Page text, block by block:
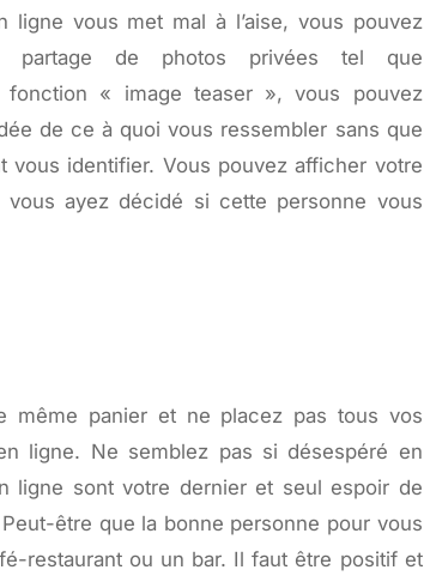
ligne vous met mal à l’aise, vous pouvez
partage de photos privées tel que
fonction « image teaser », vous pouvez
de ce à quoi vous ressembler sans que
identifier. Vous pouvez afficher votre
ayez décidé si cette personne vous
panier et ne placez pas tous vos
ligne. Ne semblez pas si désespéré en
ligne sont votre dernier et seul espoir de
être que la bonne personne pour vous
restaurant ou un bar. Il faut être positif et